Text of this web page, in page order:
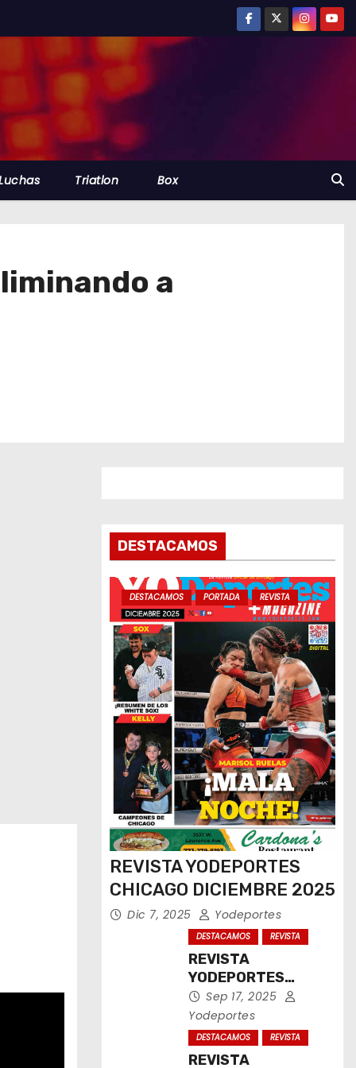
Triatlon Box
a
DESTACAMOS
DESTACAMOS PORTADA REVISTA
REVISTA YODEPORTES
CHICAGO DICIEMBRE 2025
Dic 7, 2025 Yodeportes
DESTACAMOS REVISTA
REVISTA
YODEPORTES
CHICAGO
SEPTIEMBRE 2025
Sep 17, 2025
Yodeportes
DESTACAMOS REVISTA
REVISTA